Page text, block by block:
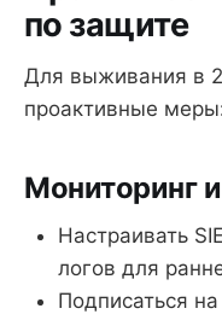
по защите
Для выживания в
проактивные
Мониторинг
Настраивать
логов для
Подписаться